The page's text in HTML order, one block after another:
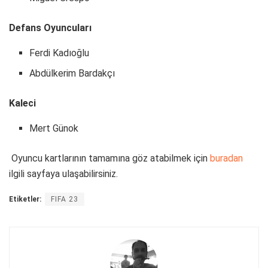
Defans Oyuncuları
Ferdi Kadıoğlu
Abdülkerim Bardakçı
Kaleci
Mert Günok
Oyuncu kartlarının tamamına göz atabilmek için buradan
ilgili sayfaya ulaşabilirsiniz.
Etiketler: FIFA 23